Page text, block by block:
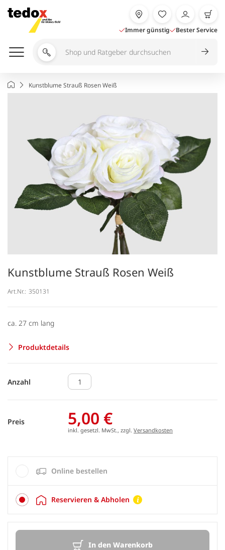
Inhalt
springen
Immer günstig Bester Service
Shop
durchsuchen
StartseiteKunstblume Strauß Rosen Weiß
Kunstblume Strauß Rosen Weiß
Art.Nr.: 350131
ca. 27 cm lang
Produktdetails
Anzahl
Preis 5,00 €
inkl. gesetzl. MwSt., zzgl. Versandkosten
Online bestellen
Reservieren & Abholen
In den Warenkorb